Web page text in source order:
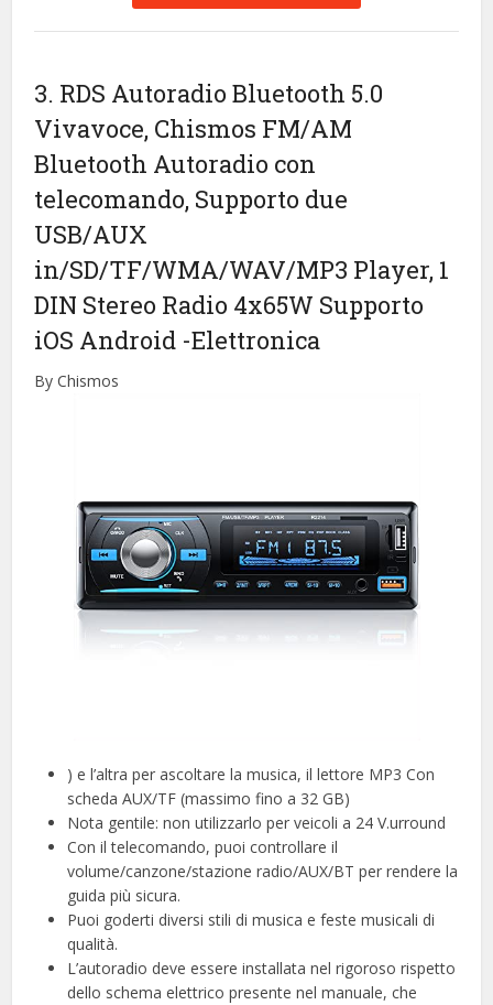
3. RDS Autoradio Bluetooth 5.0
Vivavoce, Chismos FM/AM
Bluetooth Autoradio con
telecomando, Supporto due
USB/AUX
in/SD/TF/WMA/WAV/MP3 Player, 1
DIN Stereo Radio 4x65W Supporto
iOS Android -Elettronica
By Chismos
) e l’altra per ascoltare la musica, il lettore MP3 Con
scheda AUX/TF (massimo fino a 32 GB)
Nota gentile: non utilizzarlo per veicoli a 24 V.urround
Con il telecomando, puoi controllare il
volume/canzone/stazione radio/AUX/BT per rendere la
guida più sicura.
Puoi goderti diversi stili di musica e feste musicali di
qualità.
L’autoradio deve essere installata nel rigoroso rispetto
dello schema elettrico presente nel manuale, che